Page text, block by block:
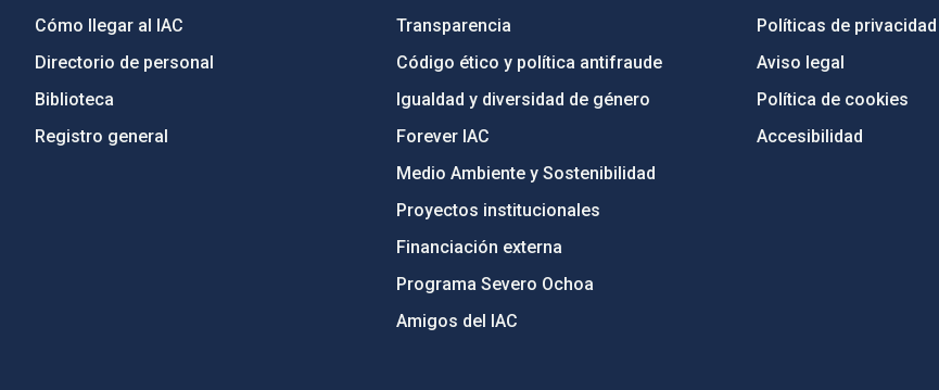
Cómo llegar al IAC
Directorio de personal
Biblioteca
Registro general
Transparencia
Código ético y política antifraude
Igualdad y diversidad de género
Forever IAC
Medio Ambiente y Sostenibilidad
Proyectos institucionales
Financiación externa
Programa Severo Ochoa
Amigos del IAC
Políticas de privacidad
Aviso legal
Política de cookies
Accesibilidad